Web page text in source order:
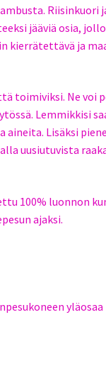
Riisinkuori
jääviä osia,
kierrätettävä ja
toimiviksi. Ne voi
Lemmikkisi
aineita. Lisäksi
uusiutuvista
100% luonnon
ajaksi.
yläosaa